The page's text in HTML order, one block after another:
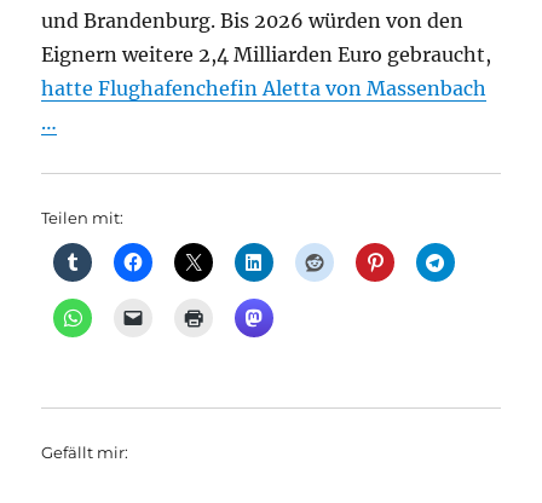
und Brandenburg. Bis 2026 würden von den
Eignern weitere 2,4 Milliarden Euro gebraucht,
hatte Flughafenchefin Aletta von Massenbach
…
Teilen mit:
Gefällt mir: